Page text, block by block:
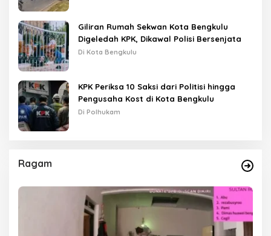
Giliran Rumah Sekwan Kota Bengkulu
Digeledah KPK, Dikawal Polisi Bersenjata
Di Kota Bengkulu
KPK Periksa 10 Saksi dari Politisi hingga
Pengusaha Kost di Kota Bengkulu
Di Polhukam
Ragam